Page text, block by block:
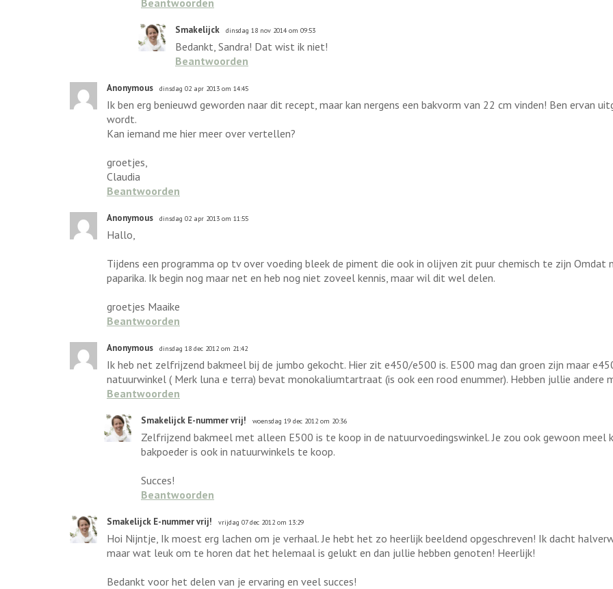
Beantwoorden
Smakelijck dinsdag 18 nov 2014 om 09:53
Bedankt, Sandra! Dat wist ik niet!
Beantwoorden
Anonymous dinsdag 02 apr 2013 om 14:45
Ik ben erg benieuwd geworden naar dit recept, maar kan nergens een bakvorm van 22 cm vinden! Ben ervan
wordt.
Kan iemand me hier meer over vertellen?
groetjes,
Claudia
Beantwoorden
Anonymous dinsdag 02 apr 2013 om 11:55
Hallo,
Tijdens een programma op tv over voeding bleek de piment die ook in olijven zit puur chemisch te zijn
paparika. Ik begin nog maar net en heb nog niet zoveel kennis, maar wil dit wel delen.
groetjes Maaike
Beantwoorden
Anonymous dinsdag 18 dec 2012 om 21:42
Ik heb net zelfrijzend bakmeel bij de jumbo gekocht. Hier zit e450/e500 is. E500 mag dan groen zijn maar
natuurwinkel ( Merk luna e terra) bevat monokaliumtartraat (is ook een rood enummer). Hebben jullie andere
Beantwoorden
Smakelijck E-nummer vrij! woensdag 19 dec 2012 om 20:36
Zelfrijzend bakmeel met alleen E500 is te koop in de natuurvoedingswinkel. Je zou ook gewoon meel
bakpoeder is ook in natuurwinkels te koop.
Succes!
Beantwoorden
Smakelijck E-nummer vrij! vrijdag 07 dec 2012 om 13:29
Hoi Nijntje, Ik moest erg lachen om je verhaal. Je hebt het zo heerlijk beeldend opgeschreven! Ik dacht
maar wat leuk om te horen dat het helemaal is gelukt en dan jullie hebben genoten! Heerlijk!
Bedankt voor het delen van je ervaring en veel succes!